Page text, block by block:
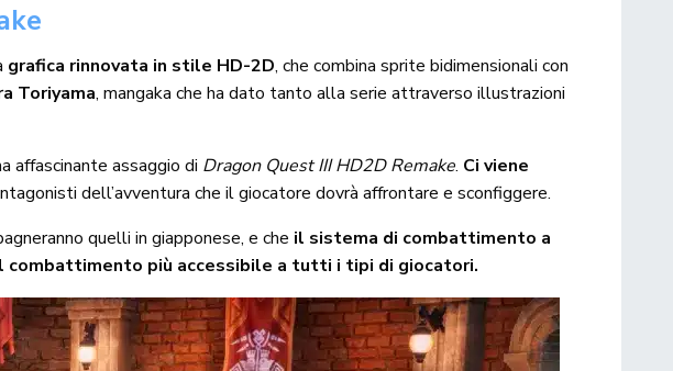
grafica rinnovata in stile HD-2D, che combina sprite bidimensionali con
Toriyama, mangaka che ha dato tanto alla serie attraverso illustrazioni
affascinante assaggio di Dragon Quest III HD2D Remake. Ci viene
dell’avventura che il giocatore dovrà affrontare e sconfiggere.
quelli in giapponese, e che il sistema di combattimento a
più accessibile a tutti i tipi di giocatori.